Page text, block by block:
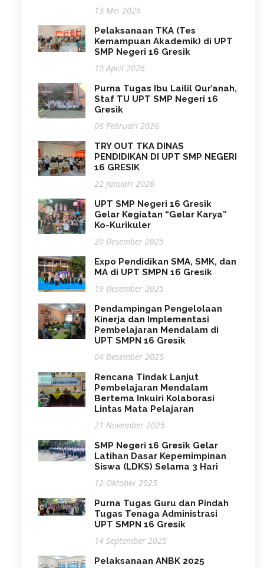
13 Mei 2026
Pelaksanaan TKA (Tes
Kemampuan Akademik) di UPT
SMP Negeri 16 Gresik
10 April 2026
Purna Tugas Ibu Lailil Qur’anah,
Staf TU UPT SMP Negeri 16
Gresik
06 Februari 2026
TRY OUT TKA DINAS
PENDIDIKAN DI UPT SMP NEGERI
16 GRESIK
22 Januari 2026
UPT SMP Negeri 16 Gresik
Gelar Kegiatan “Gelar Karya”
Ko-Kurikuler
20 Desember 2025
Expo Pendidikan SMA, SMK, dan
MA di UPT SMPN 16 Gresik
19 Desember 2025
Pendampingan Pengelolaan
Kinerja dan Implementasi
Pembelajaran Mendalam di
UPT SMPN 16 Gresik
04 Desember 2025
Rencana Tindak Lanjut
Pembelajaran Mendalam
Bertema Inkuiri Kolaborasi
Lintas Mata Pelajaran
21 November 2025
SMP Negeri 16 Gresik Gelar
Latihan Dasar Kepemimpinan
Siswa (LDKS) Selama 3 Hari
12 Oktober 2025
Purna Tugas Guru dan Pindah
Tugas Tenaga Administrasi
UPT SMPN 16 Gresik
14 September 2025
Pelaksanaan ANBK 2025